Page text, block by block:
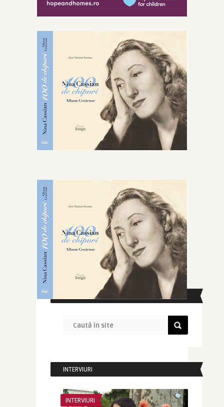
CAUTĂ ÎN SITE
INTERVIURI
INTERVIURI